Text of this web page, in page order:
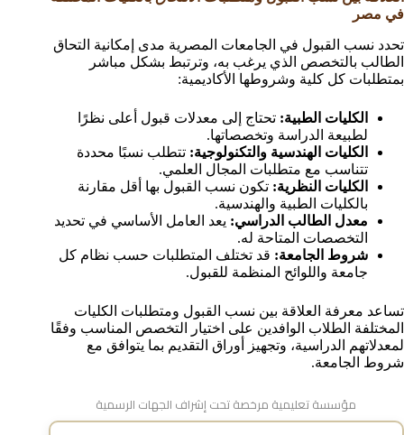
في مصر
تحدد نسب القبول في الجامعات المصرية مدى إمكانية التحاق
الطالب بالتخصص الذي يرغب به، وترتبط بشكل مباشر
بمتطلبات كل كلية وشروطها الأكاديمية:
الكليات الطبية: تحتاج إلى معدلات قبول أعلى نظرًا
لطبيعة الدراسة وتخصصاتها.
الكليات الهندسية والتكنولوجية: تتطلب نسبًا محددة
تتناسب مع متطلبات المجال العلمي.
الكليات النظرية: تكون نسب القبول بها أقل مقارنة
بالكليات الطبية والهندسية.
معدل الطالب الدراسي: يعد العامل الأساسي في تحديد
التخصصات المتاحة له.
شروط الجامعة: قد تختلف المتطلبات حسب نظام كل
جامعة واللوائح المنظمة للقبول.
تساعد معرفة العلاقة بين نسب القبول ومتطلبات الكليات
المختلفة الطلاب الوافدين على اختيار التخصص المناسب وفقًا
لمعدلاتهم الدراسية، وتجهيز أوراق التقديم بما يتوافق مع
شروط الجامعة.
مؤسسة تعليمية مرخصة تحت إشراف الجهات الرسمية